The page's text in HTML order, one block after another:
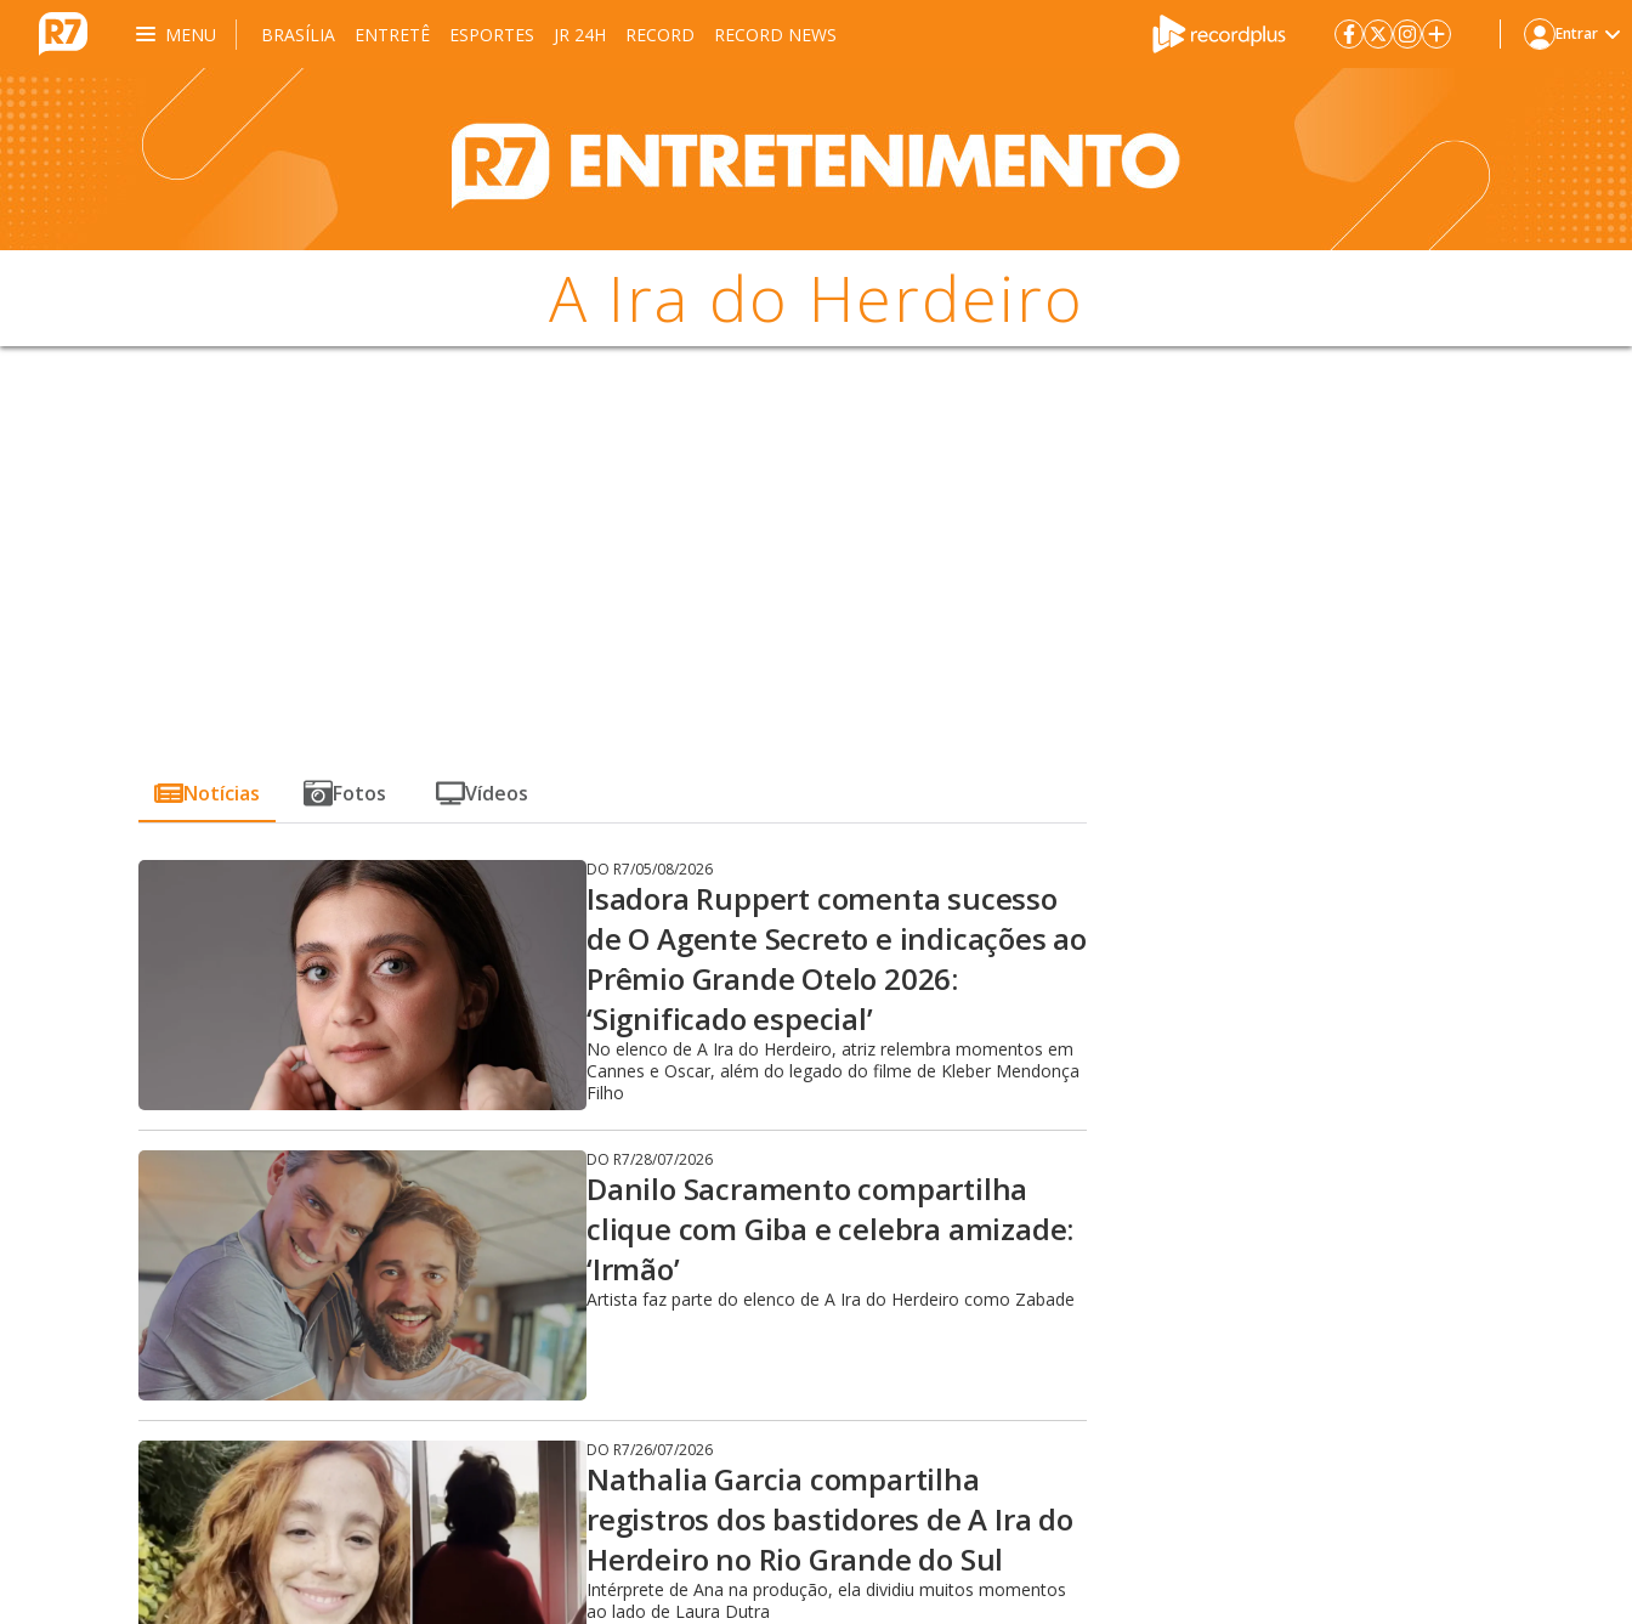
MENU BRASÍLIA ENTRETÊ ESPORTES JR 24H RECORD RECORD NEWS Entrar
A Ira do Herdeiro
Notícias Fotos Vídeos
DO R7/05/08/2026
Isadora Ruppert comenta sucesso
de O Agente Secreto e indicações ao
Prêmio Grande Otelo 2026:
‘Significado especial’
No elenco de A Ira do Herdeiro, atriz relembra momentos em
Cannes e Oscar, além do legado do filme de Kleber Mendonça
Filho
DO R7/28/07/2026
Danilo Sacramento compartilha
clique com Giba e celebra amizade:
‘Irmão’
Artista faz parte do elenco de A Ira do Herdeiro como Zabade
DO R7/26/07/2026
Nathalia Garcia compartilha
registros dos bastidores de A Ira do
Herdeiro no Rio Grande do Sul
Intérprete de Ana na produção, ela dividiu muitos momentos
ao lado de Laura Dutra